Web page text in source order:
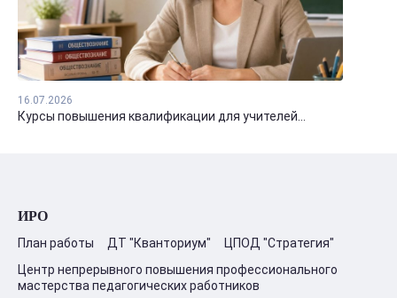
16.07.2026
Курсы повышения квалификации для учителей...
ИРО
План работы ДТ "Кванториум"
ЦПОД "Стратегия"
Центр непрерывного повышения профессионального
мастерства педагогических работников